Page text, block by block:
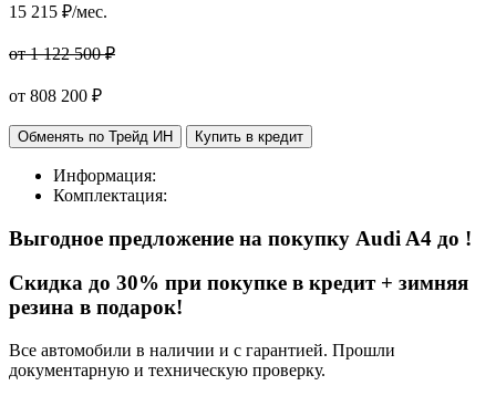
15 215 ₽/мес.
от 1 122 500 ₽
от 808 200 ₽
Обменять по Трейд ИН Купить в кредит
Информация:
Комплектация:
Выгодное предложение на покупку Audi A4 до !
Cкидка до 30% при покупке в кредит + зимняя
резина в подарок!
Все автомобили в наличии и с гарантией. Прошли
документарную и техническую проверку.